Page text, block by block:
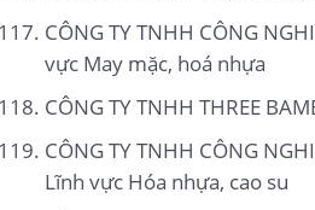
CÔNG TY TNHH CÔNG
vực May mặc, hoá nhựa
CÔNG TY TNHH THREE
CÔNG TY TNHH CÔNG
Lĩnh vực Hóa nhựa, cao su